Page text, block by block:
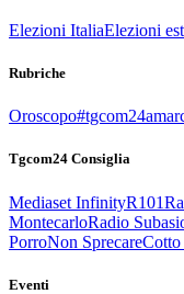
Elezioni ItaliaElezioni
Rubriche
Oroscopo
Tgcom24 Consiglia
Mediaset InfinityR101
MontecarloRadio
PorroNon SprecareCotto
Eventi